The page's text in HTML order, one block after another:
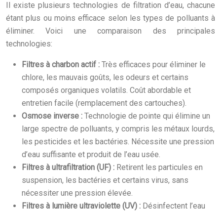
Il existe plusieurs technologies de filtration d’eau, chacune
étant plus ou moins efficace selon les types de polluants à
éliminer. Voici une comparaison des principales
technologies:
Filtres à charbon actif : Très efficaces pour éliminer le
chlore, les mauvais goûts, les odeurs et certains
composés organiques volatils. Coût abordable et
entretien facile (remplacement des cartouches).
Osmose inverse : Technologie de pointe qui élimine un
large spectre de polluants, y compris les métaux lourds,
les pesticides et les bactéries. Nécessite une pression
d’eau suffisante et produit de l’eau usée.
Filtres à ultrafiltration (UF) : Retirent les particules en
suspension, les bactéries et certains virus, sans
nécessiter une pression élevée.
Filtres à lumière ultraviolette (UV) : Désinfectent l’eau